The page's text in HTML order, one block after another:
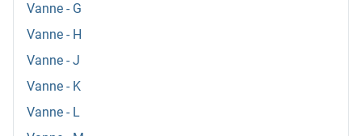
Vanne - G
Vanne - H
Vanne - J
Vanne - K
Vanne - L